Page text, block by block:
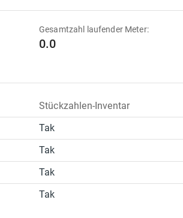
Gesamtzahl laufender Meter:
0.0
Stückzahlen-Inventar
Tak
Tak
Tak
Tak